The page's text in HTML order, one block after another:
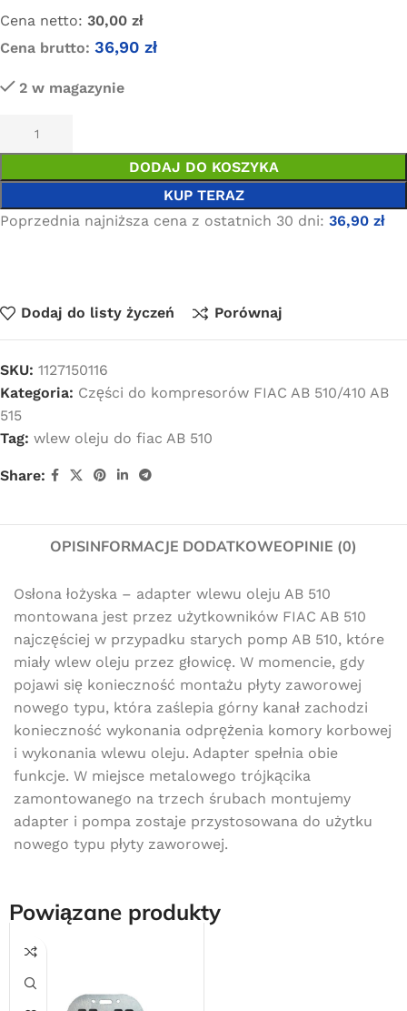
Cena netto: 30,00 zł
Cena brutto: 36,90 zł
2 w magazynie
DODAJ DO KOSZYKA
KUP TERAZ
Poprzednia najniższa cena z ostatnich 30 dni: 36,90 zł
Dodaj do listy życzeń Porównaj
SKU: 1127150116
Kategoria: Części do kompresorów FIAC AB 510/410 AB
515
Tag: wlew oleju do fiac AB 510
Share:
OPISINFORMACJE DODATKOWEOPINIE (0)
Osłona łożyska – adapter wlewu oleju AB 510
montowana jest przez użytkowników FIAC AB 510
najczęściej w przypadku starych pomp AB 510, które
miały wlew oleju przez głowicę. W momencie, gdy
pojawi się konieczność montażu płyty zaworowej
nowego typu, która zaślepia górny kanał zachodzi
konieczność wykonania odprężenia komory korbowej
i wykonania wlewu oleju. Adapter spełnia obie
funkcje. W miejsce metalowego trójkącika
zamontowanego na trzech śrubach montujemy
adapter i pompa zostaje przystosowana do użytku
nowego typu płyty zaworowej.
Powiązane produkty